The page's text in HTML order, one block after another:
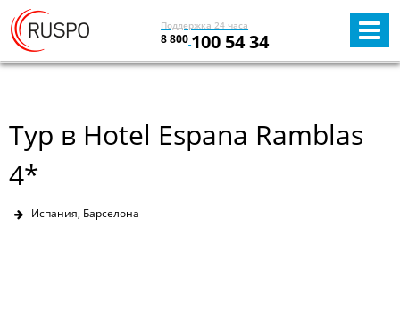
Поддержка 24 часа
8 800 100 54 34
Тур в Hotel Espana Ramblas
4*
Испания, Барселона